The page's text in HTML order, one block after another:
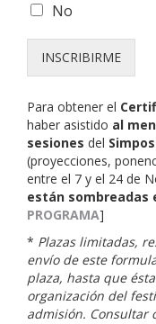
No
INSCRIBIRME
Para obtener el
haber asistido al
sesiones del
(proyecciones,
entre el 7 y el 24 de
están sombreadas
PROGRAMA]
* Plazas limitadas,
envío de este
plaza, hasta que
organización del
admisión. Consultar